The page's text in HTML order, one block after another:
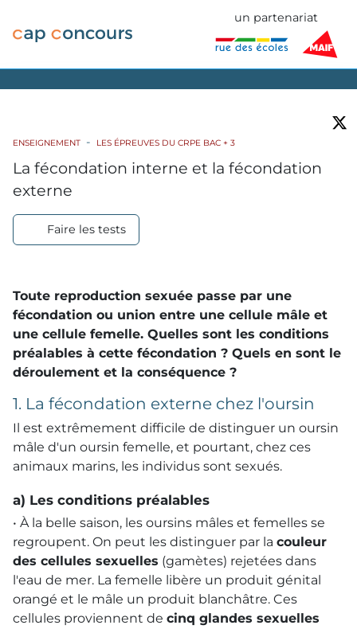
un partenariat
ENSEIGNEMENT LES ÉPREUVES DU CRPE BAC + 3
La fécondation interne et la fécondation
externe
Faire les tests
Toute reproduction sexuée passe par une
fécondation ou union entre une cellule mâle et
une cellule femelle. Quelles sont les conditions
préalables à cette fécondation ? Quels en sont le
déroulement et la conséquence ?
1. La fécondation externe chez l'oursin
Il est extrêmement difficile de distinguer un oursin
mâle d'un oursin femelle, et pourtant, chez ces
animaux marins, les individus sont sexués.
a) Les conditions préalables
• À la belle saison, les oursins mâles et femelles se
regroupent. On peut les distinguer par la couleur
des cellules sexuelles (gamètes) rejetées dans
l'eau de mer. La femelle libère un produit génital
orangé et le mâle un produit blanchâtre. Ces
cellules proviennent de cinq glandes sexuelles